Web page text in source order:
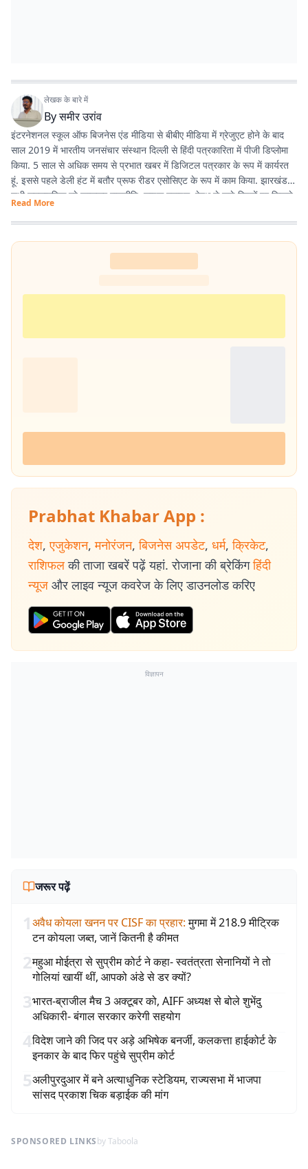
लेखक के बारे में
Byसमीर उरांव
इंटरनेशनल स्कूल ऑफ बिजनेस एंड मीडिया से बीबीए मीडिया में ग्रेजुएट होने के बाद
साल 2019 में भारतीय जनसंचार संस्थान दिल्ली से हिंदी पत्रकारिता में पीजी डिप्लोमा
किया. 5 साल से अधिक समय से प्रभात खबर में डिजिटल पत्रकार के रूप में कार्यरत
हूं. इससे पहले डेली हंट में बतौर प्रूफ रीडर एसोसिएट के रूप में काम किया. झारखंड के
सभी समसामयिक मुद्दे खासकर राजनीति, लाइफ स्टाइल, हेल्थ से जुड़े विषयों पर लिखने
और पढ़ने में गहरी रुचि है. तीन साल से अधिक समय से झारखंड डेस्क पर काम कर रहा
हूं. फिर लंबे समय तक लाइफ स्टाइल के क्षेत्र में भी काम किया हूं. इसके अलावा स्पोर्ट्स
में भी गहरी रुचि है.
Read More
Prabhat Khabar App :
देश, एजुकेशन, मनोरंजन, बिजनेस अपडेट, धर्म, क्रिकेट,
राशिफल की ताजा खबरें पढ़ें यहां. रोजाना की ब्रेकिंग हिंदी
न्यूज और लाइव न्यूज कवरेज के लिए डाउनलोड करिए
विज्ञापन
जरूर पढ़ें
1अवैध कोयला खनन पर CISF का प्रहार: मुगमा में 218.9 मीट्रिक
टन कोयला जब्त, जानें कितनी है कीमत
2महुआ मोईत्रा से सुप्रीम कोर्ट ने कहा- स्वतंत्रता सेनानियों ने तो
गोलियां खायीं थीं, आपको अंडे से डर क्यों?
3भारत-ब्राजील मैच 3 अक्टूबर को, AIFF अध्यक्ष से बोले शुभेंदु
अधिकारी- बंगाल सरकार करेगी सहयोग
4विदेश जाने की जिद पर अड़े अभिषेक बनर्जी, कलकत्ता हाईकोर्ट के
इनकार के बाद फिर पहुंचे सुप्रीम कोर्ट
5अलीपुरदुआर में बने अत्याधुनिक स्टेडियम, राज्यसभा में भाजपा
सांसद प्रकाश चिक बड़ाईक की मांग
SPONSORED LINKSby Taboola